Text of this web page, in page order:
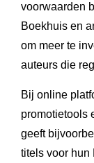
voorwaarden
Boekhuis en
om meer te
auteurs die
Bij online
promotietools
geeft
titels voor hun